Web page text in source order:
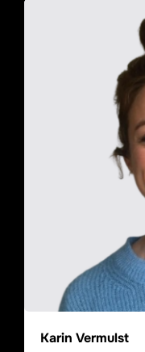
Karin Vermulst